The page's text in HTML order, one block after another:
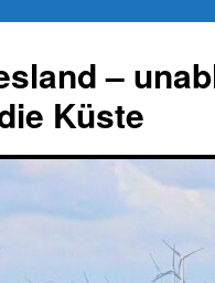
–
Küste